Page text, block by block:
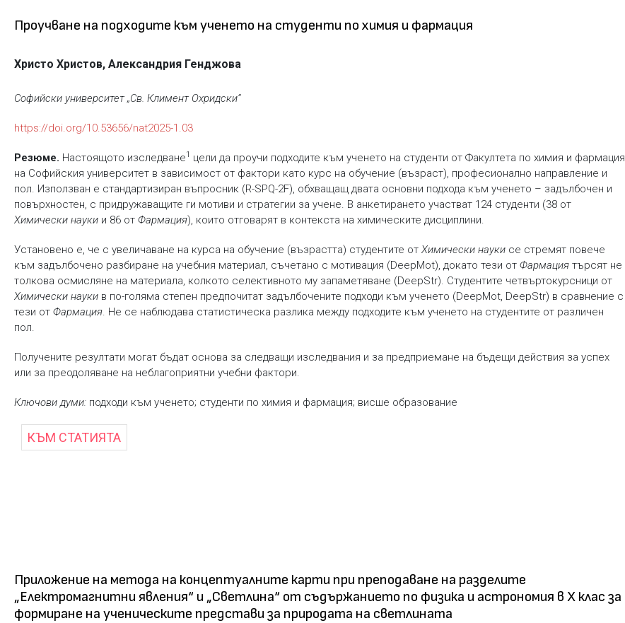
Проучване на подходите към ученето на студенти по химия и фармация
Христо Христов, Александрия Генджова
Софийски университет „Св. Климент Охридски“
https://doi.org/10.53656/nat2025-1.03
Резюме. Настоящото изследване1
цели да проучи подходите към ученето на студенти от Факултета по химия и фармация
на Софийския университет в зависимост от фактори като курс на обучение (възраст), професионално направление и
пол. Използван е стандартизиран въпросник (R-SPQ-2F), обхващащ двата основни подхода към ученето – задълбочен и
повърхностен, с придружаващите ги мотиви и стратегии за учене. В анкетирането участват 124 студенти (38 от
Химически наукии 86 от Фармация), които отговарят в контекста на химическите дисциплини.
Установено е, че с увеличаване на курса на обучение (възрастта) студентите от Химически наукисе стремят повече
към задълбочено разбиране на учебния материал, съчетано с мотивация (DeepMot), докато тези от Фармациятърсят не
толкова осмисляне на материала, колкото селективното му запаметяване (DeepStr). Студентите четвъртокурсници от
Химически наукив по-голяма степен предпочитат задълбочените подходи към ученето (DeepMot, DeepStr) в сравнение с
тези от Фармация. Не се наблюдава статистическа разлика между подходите към ученето на студентите от различен
пол.
Получените резултати могат бъдат основа за следващи изследвания и за предприемане на бъдещи действия за успех
или за преодоляване на неблагоприятни учебни фактори.
Ключови думи:подходи към ученето; студенти по химия и фармация; висше образование
КЪМ СТАТИЯТА
Приложение на метода на концептуалните карти при преподаване на разделите
„Електромагнитни явления“ и „Светлина“ от съдържанието по физика и астрономия в Х клас за
формиране на ученическите представи за природата на светлината